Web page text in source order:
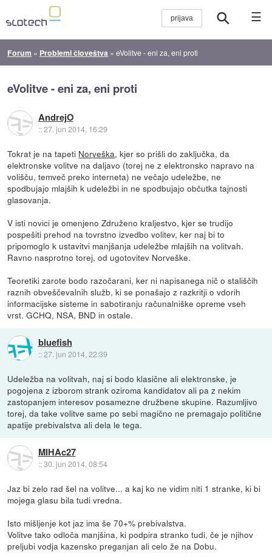
☰
Forum » Problemi človeštva »eVolitve - eni za, eni proti
eVolitve - eni za, eni proti
AndrejO
::27. jun 2014, 16:29
Tokrat je na tapeti Norveška, kjer so prišli do zaključka, da
elektronske volitve na daljavo (torej ne z elektronsko napravo na
volišču, temveč preko interneta) ne večajo udeležbe, ne
spodbujajo mlajših k udeležbi in ne spodbujajo občutka tajnosti
glasovanja.
V isti novici je omenjeno Združeno kraljestvo, kjer se trudijo
pospešiti prehod na tovrstno izvedbo volitev, ker naj bi to
pripomoglo k ustavitvi manjšanja udeležbe mlajših na volitvah.
Ravno nasprotno torej, od ugotovitev Norveške.
Teoretiki zarote bodo razočarani, ker ni napisanega nič o stališčih
raznih obveščevalnih služb, ki se ponašajo z razkritji o vdorih
informacijske sisteme in sabotiranju računalniške opreme vseh
vrst. GCHQ, NSA, BND in ostale.
bluefish
::27. jun 2014, 22:39
Udeležba na volitvah, naj si bodo klasične ali elektronske, je
pogojena z izborom strank oziroma kandidatov ali pa z nekim
zastopanjem interesov posamezne družbene skupine. Razumljivo
torej, da take volitve same po sebi magično ne premagajo politične
apatije prebivalstva ali dela le tega.
MIHAc27
::30. jun 2014, 08:54
Jaz bi zelo rad šel na volitve... a kaj ko ne vidim niti 1 stranke, ki bi
mojega glasu bila tudi vredna.
Isto mišljenje kot jaz ima še 70+% prebivalstva.
Volitve tako odloča manjšina, ki podpira stranko tudi, če je njihov
preljubi vodja kazensko preganjan ali celo že na Dobu.